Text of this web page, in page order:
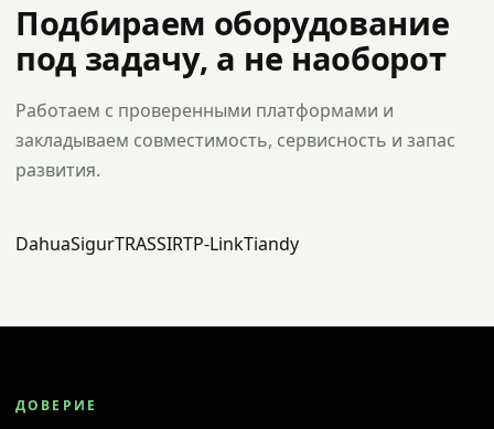
Подбираем оборудование
под задачу, а не наоборот
Работаем с проверенными платформами и
закладываем совместимость, сервисность и запас
развития.
DahuaSigurTRASSIRTP-LinkTiandy
ДОВЕРИЕ